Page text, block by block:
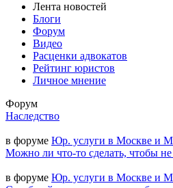
Лента новостей
Блоги
Форум
Видео
Расценки адвокатов
Рейтинг юристов
Личное мнение
Форум
Наследство
в форуме Юр. услуги в Москве и
Можно ли что-то сделать, чтобы не
в форуме Юр. услуги в Москве и